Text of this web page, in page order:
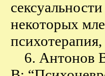
некоторых
6. Антонов